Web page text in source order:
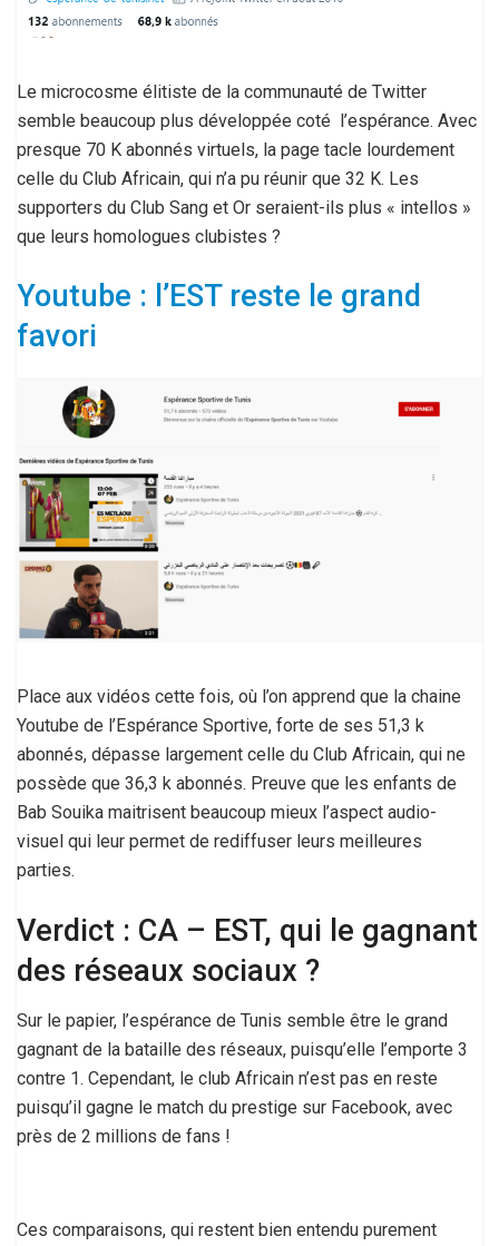
Le microcosme élitiste de la communauté de Twitter
semble beaucoup plus développée coté l’espérance. Avec
presque 70 K abonnés virtuels, la page tacle lourdement
celle du Club Africain, qui n’a pu réunir que 32 K. Les
supporters du Club Sang et Or seraient-ils plus « intellos »
que leurs homologues clubistes ?
Youtube : l’EST reste le grand
favori
Place aux vidéos cette fois, où l’on apprend que la chaine
Youtube de l’Espérance Sportive, forte de ses 51,3 k
abonnés, dépasse largement celle du Club Africain, qui ne
possède que 36,3 k abonnés. Preuve que les enfants de
Bab Souika maitrisent beaucoup mieux l’aspect audio-
visuel qui leur permet de rediffuser leurs meilleures
parties.
Verdict : CA – EST, qui le gagnant
des réseaux sociaux ?
Sur le papier, l’espérance de Tunis semble être le grand
gagnant de la bataille des réseaux, puisqu’elle l’emporte 3
contre 1. Cependant, le club Africain n’est pas en reste
puisqu’il gagne le match du prestige sur Facebook, avec
près de 2 millions de fans !
Ces comparaisons, qui restent bien entendu purement